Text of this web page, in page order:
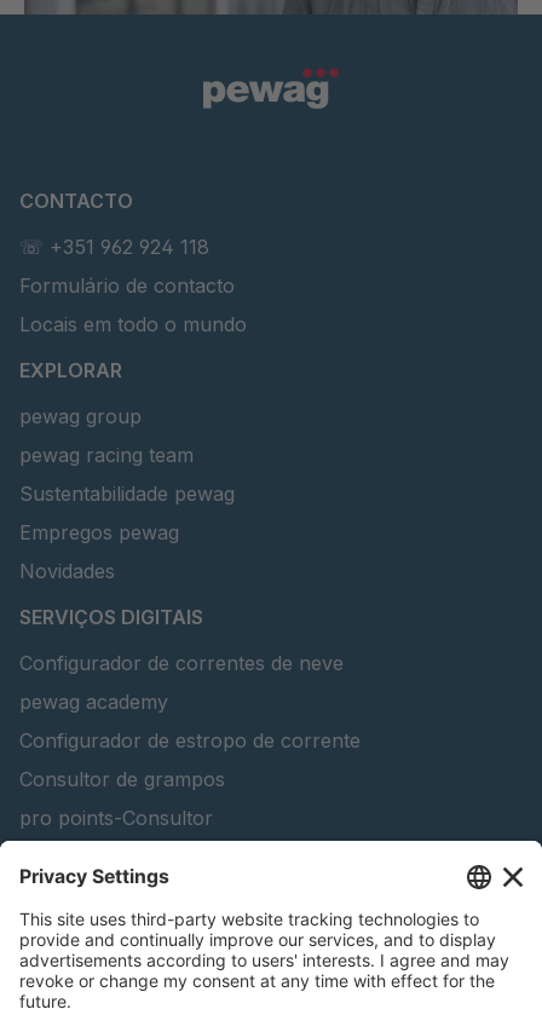
CONTACTO
☏ +351 962 924 118
Formulário de contacto
Locais em todo o mundo
EXPLORAR
pewag group
pewag racing team
Sustentabilidade pewag
Empregos pewag
Novidades
SERVIÇOS DIGITAIS
Configurador de correntes de neve
pewag academy
Configurador de estropo de corrente
Consultor de grampos
pro points-Consultor
Lifting Beam Configurator
Encontra produtos florestais
Catálogos